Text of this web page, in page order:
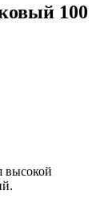
100
высокой